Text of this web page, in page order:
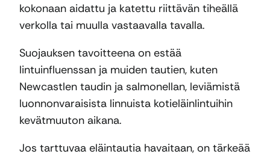
kokonaan aidattu ja katettu riittävän tiheällä
verkolla tai muulla vastaavalla tavalla.
Suojauksen tavoitteena on estää
lintuinfluenssan ja muiden tautien, kuten
Newcastlen taudin ja salmonellan, leviämistä
luonnonvaraisista linnuista kotieläinlintuihin
kevätmuuton aikana.
Jos tarttuvaa eläintautia havaitaan, on tärkeää